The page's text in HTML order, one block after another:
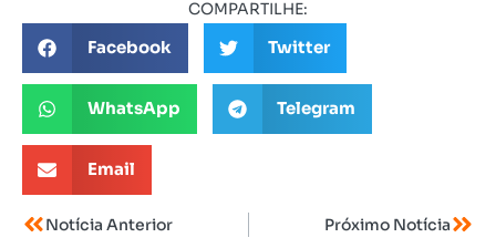
COMPARTILHE:
Facebook Twitter
WhatsApp Telegram
Email
Notícia Anterior Próximo Notícia